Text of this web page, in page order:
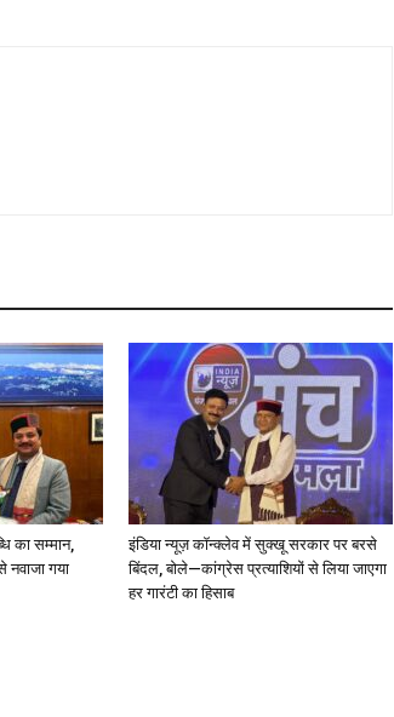
का सम्मान,
नवाजा गया
इंडिया न्यूज़ कॉन्क्लेव में सुक्खू सरकार पर बरसे
बिंदल, बोले—कांग्रेस प्रत्याशियों से लिया जाएगा
हर गारंटी का हिसाब